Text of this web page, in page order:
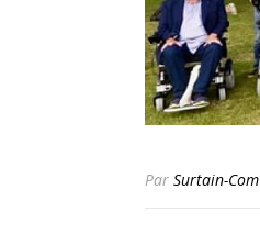
Par Surtain-Com